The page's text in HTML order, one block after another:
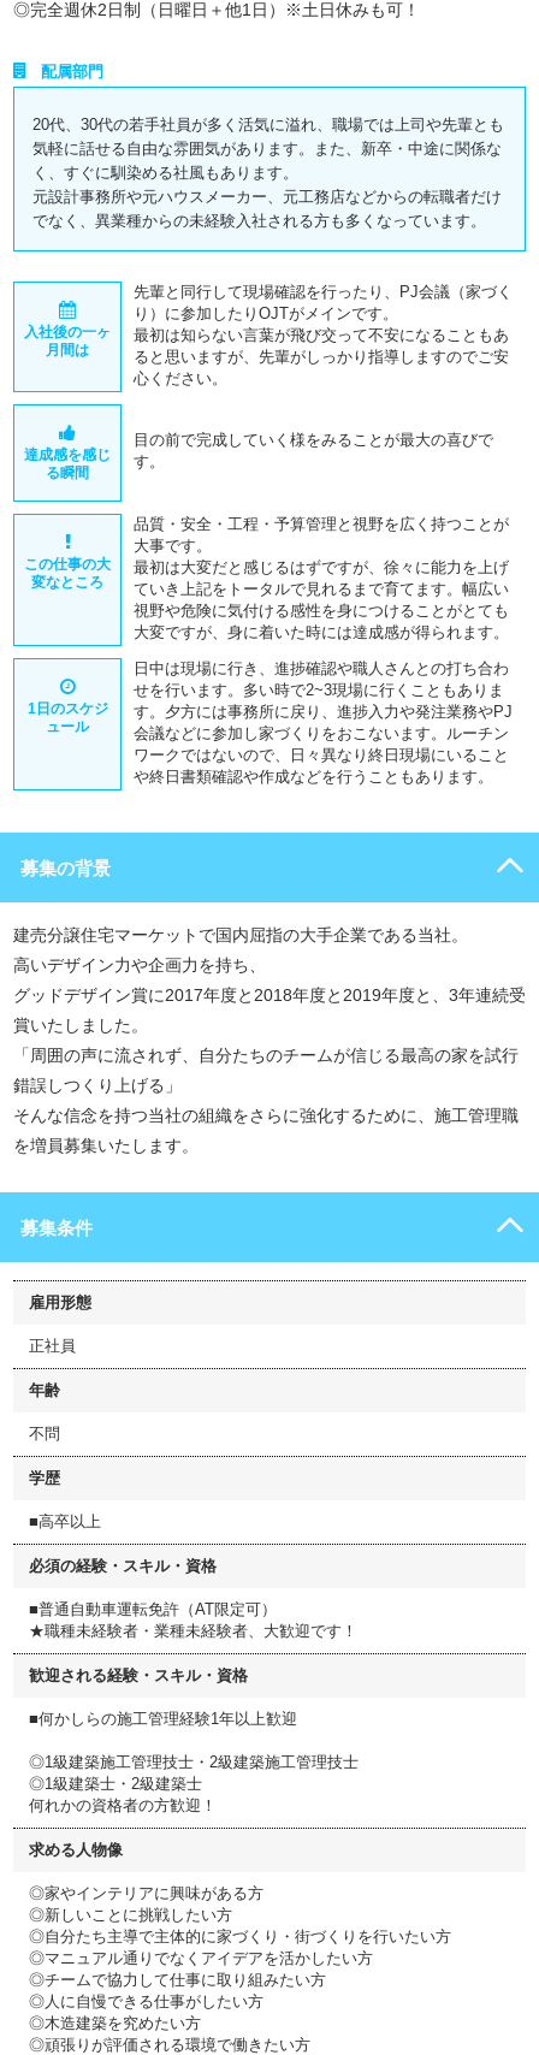
◎完全週休2日制（日曜日＋他1日）※土日休みも可！
配属部門
20代、30代の若手社員が多く活気に溢れ、職場では上司や先輩とも
気軽に話せる自由な雰囲気があります。また、新卒・中途に関係な
く、すぐに馴染める社風もあります。
元設計事務所や元ハウスメーカー、元工務店などからの転職者だけ
でなく、異業種からの未経験入社される方も多くなっています。
入社後の一ヶ
月間は
先輩と同行して現場確認を行ったり、PJ会議（家づく
り）に参加したりOJTがメインです。
最初は知らない言葉が飛び交って不安になることもあ
ると思いますが、先輩がしっかり指導しますのでご安
心ください。
達成感を感じ
る瞬間
目の前で完成していく様をみることが最大の喜びで
す。
この仕事の大
変なところ
品質・安全・工程・予算管理と視野を広く持つことが
大事です。
最初は大変だと感じるはずですが、徐々に能力を上げ
ていき上記をトータルで見れるまで育てます。幅広い
視野や危険に気付ける感性を身につけることがとても
大変ですが、身に着いた時には達成感が得られます。
1日のスケジ
ュール
日中は現場に行き、進捗確認や職人さんとの打ち合わ
せを行います。多い時で2~3現場に行くこともありま
す。夕方には事務所に戻り、進捗入力や発注業務やPJ
会議などに参加し家づくりをおこないます。ルーチン
ワークではないので、日々異なり終日現場にいること
や終日書類確認や作成などを行うこともあります。
募集の背景
建売分譲住宅マーケットで国内屈指の大手企業である当社。
高いデザイン力や企画力を持ち、
グッドデザイン賞に2017年度と2018年度と2019年度と、3年連続受
賞いたしました。
「周囲の声に流されず、自分たちのチームが信じる最高の家を試行
錯誤しつくり上げる」
そんな信念を持つ当社の組織をさらに強化するために、施工管理職
を増員募集いたします。
募集条件
雇用形態
正社員
年齢
不問
学歴
■高卒以上
必須の経験・スキル・資格
■普通自動車運転免許（AT限定可）
★職種未経験者・業種未経験者、大歓迎です！
歓迎される経験・スキル・資格
■何かしらの施工管理経験1年以上歓迎
◎1級建築施工管理技士・2級建築施工管理技士
◎1級建築士・2級建築士
何れかの資格者の方歓迎！
求める人物像
◎家やインテリアに興味がある方
◎新しいことに挑戦したい方
◎自分たち主導で主体的に家づくり・街づくりを行いたい方
◎マニュアル通りでなくアイデアを活かしたい方
◎チームで協力して仕事に取り組みたい方
◎人に自慢できる仕事がしたい方
◎木造建築を究めたい方
◎頑張りが評価される環境で働きたい方